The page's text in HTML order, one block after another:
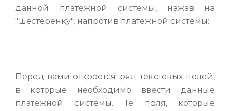
данной платежной системы, нажав на
"шестерёнку", напротив платёжной системы:
Перед вами откроется ряд текстовых полей,
в которые необходимо ввести данные
платежной системы. Те поля, которые